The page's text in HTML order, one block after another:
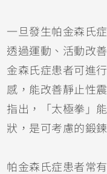
一旦發生帕金森氏
透過運動、活動改
金森氏症患者可進
感，能改善靜止性
指出，「太極拳」
狀，是可考慮的鍛
帕金森氏症患者常